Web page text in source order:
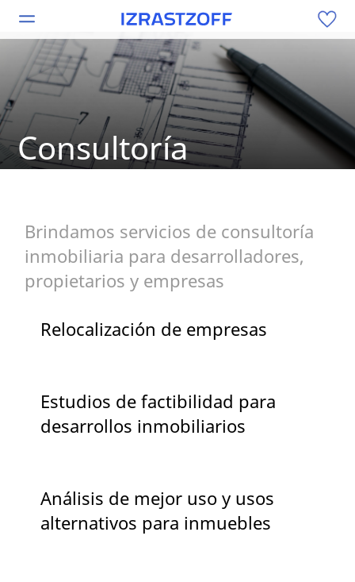
Consultoría
Brindamos servicios de consultoría
inmobiliaria para desarrolladores,
propietarios y empresas
Relocalización de empresas
Estudios de factibilidad para
desarrollos inmobiliarios
Análisis de mejor uso y usos
alternativos para inmuebles